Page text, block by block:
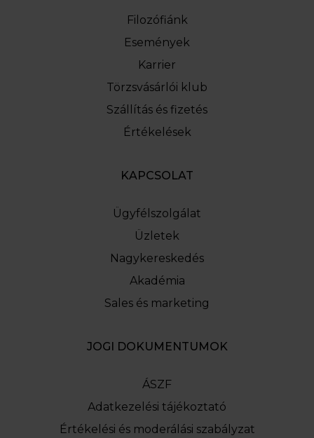
Filozófiánk
Események
Karrier
Törzsvásárlói klub
Szállítás és fizetés
Értékelések
KAPCSOLAT
Ügyfélszolgálat
Üzletek
Nagykereskedés
Akadémia
Sales és marketing
JOGI DOKUMENTUMOK
ÁSZF
Adatkezelési tájékoztató
Értékelési és moderálási szabályzat